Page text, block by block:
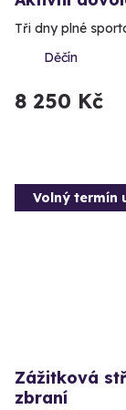
Tři dny plné
Děčín
8 250 Kč
Volný termín
Zážitková
zbraní